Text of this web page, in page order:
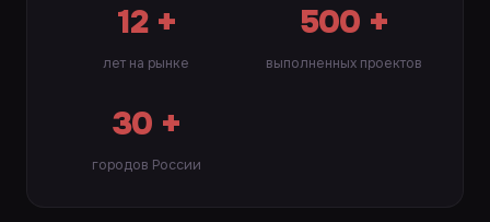
12 +
лет на рынке
500 +
выполненных проектов
30 +
городов России